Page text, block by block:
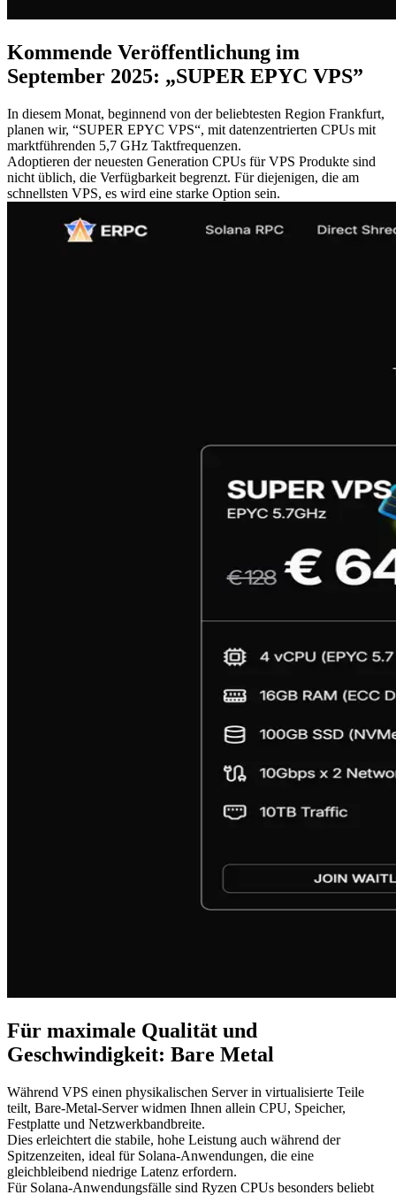
Kommende Veröffentlichung im
September 2025: „SUPER EPYC VPS”
In diesem Monat, beginnend von der beliebtesten Region Frankfurt,
planen wir, “SUPER EPYC VPS“, mit datenzentrierten CPUs mit
marktführenden 5,7 GHz Taktfrequenzen.
Adoptieren der neuesten Generation CPUs für VPS Produkte sind
nicht üblich, die Verfügbarkeit begrenzt. Für diejenigen, die am
schnellsten VPS, es wird eine starke Option sein.
Für maximale Qualität und
Geschwindigkeit: Bare Metal
Während VPS einen physikalischen Server in virtualisierte Teile
teilt, Bare-Metal-Server widmen Ihnen allein CPU, Speicher,
Festplatte und Netzwerkbandbreite.
Dies erleichtert die stabile, hohe Leistung auch während der
Spitzenzeiten, ideal für Solana-Anwendungen, die eine
gleichbleibend niedrige Latenz erfordern.
Für Solana-Anwendungsfälle sind Ryzen CPUs besonders beliebt